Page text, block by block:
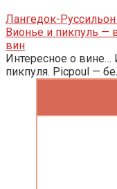
Лангедок-Руссильон
Вионье и пикпуль
вин
Интересное о
пикпуля. Picpoul —